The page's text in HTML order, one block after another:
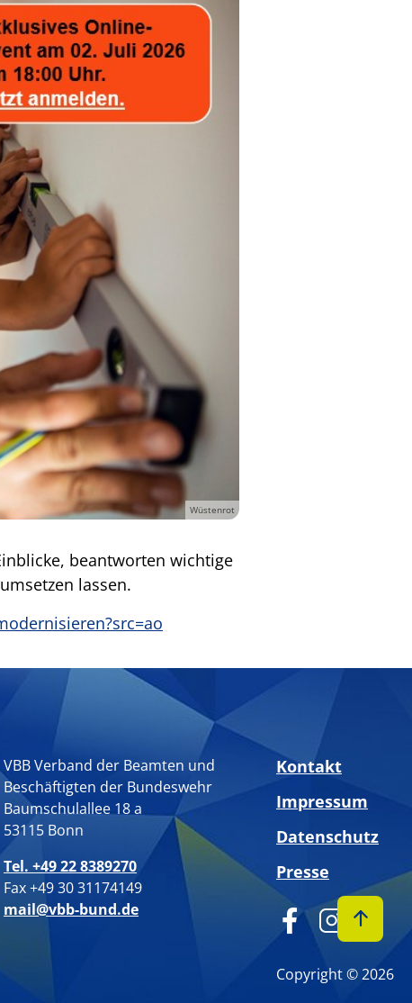
Wüstenrot
beantworten wichtige
lassen.
VBB Verband der Beamten und
Beschäftigten der Bundeswehr
Baumschulallee 18 a
53115 Bonn
Tel. +49 22 8389270
Fax +49 30 31174149
mail@vbb-bund.de
Kontakt
Impressum
Datenschutz
Presse
Copyright © 2026